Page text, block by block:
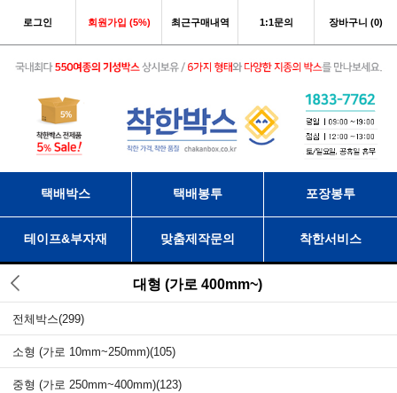
로그인 회원가입 (5%) 최근구매내역 1:1문의 장바구니 (0)
택배박스 택배봉투 포장봉투
테이프&부자재 맞춤제작문의 착한서비스
대형 (가로 400mm~)
전체박스(299)
소형 (가로 10mm~250mm)(105)
중형 (가로 250mm~400mm)(123)